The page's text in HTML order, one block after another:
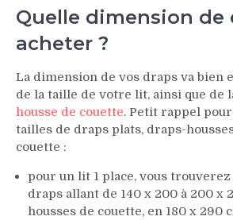
Quelle dimension de
acheter ?
La dimension de vos draps va bien
de la taille de votre lit, ainsi que de
housse de couette. Petit rappel
tailles de draps plats, draps-
couette :
pour un lit 1 place, vous
draps allant de 140 x 200 à 200 x
housses de couette, en 180 x 290